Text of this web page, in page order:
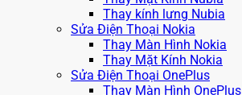
Thay kính lưng Nubia
Sửa Điện Thoại Nokia
Thay Màn Hình Nokia
Thay Mặt Kính Nokia
Sửa Điện Thoại OnePlus
Thay Màn Hình OnePlus